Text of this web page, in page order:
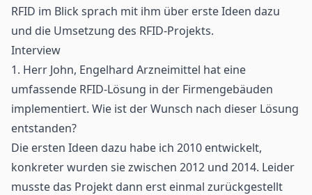
RFID im Blick sprach mit ihm über erste Ideen dazu
und die Umsetzung des RFID-Projekts.
Interview
1. Herr John, Engelhard Arzneimittel hat eine
umfassende RFID-Lösung in der Firmengebäuden
implementiert. Wie ist der Wunsch nach dieser Lösung
entstanden?
Die ersten Ideen dazu habe ich 2010 entwickelt,
konkreter wurden sie zwischen 2012 und 2014. Leider
musste das Projekt dann erst einmal zurückgestellt